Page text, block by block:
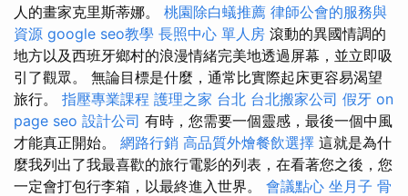
人的畫家克里斯蒂娜。 桃園除白蟻推薦 律師公會的服務與
資源 google seo教學 長照中心 單人房 滾動的異國情調的
地方以及西班牙鄉村的浪漫情緒完美地透過屏幕，並立即吸
引了觀眾。 無論目標是什麼，通常比實際起床更容易渴望
旅行。 指壓專業課程 護理之家 台北 台北搬家公司 假牙 on
page seo 設計公司 有時，您需要一個靈感，最後一個中風
才能真正開始。 網路行銷 高品質外燴餐飲選擇 這就是為什
麼我列出了我最喜歡的旅行電影的列表，在看著您之後，您
一定會打包行李箱，以最終進入世界。 會議點心 坐月子 骨